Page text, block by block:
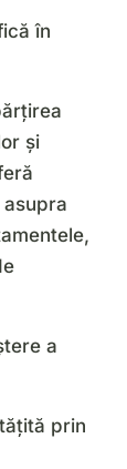
în
și
a
prin